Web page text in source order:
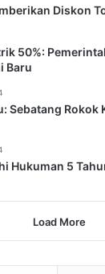
Diskon
50%:
Baru
Sebatang Rokok
Hukuman 5
Load More